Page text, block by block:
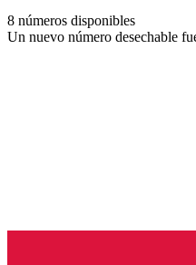
8 números disponibles
Un nuevo número desechable